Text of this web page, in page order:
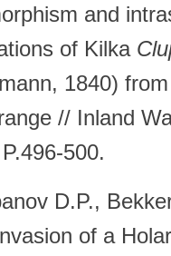
and
of Kilka
1840)
// Inland
500.
D.P.,
of a